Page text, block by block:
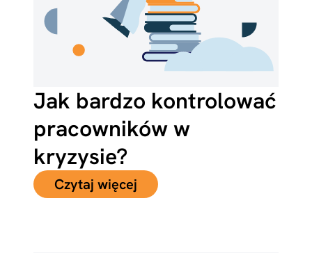
Jak bardzo kontrolować
pracowników w
kryzysie?
Czytaj więcej